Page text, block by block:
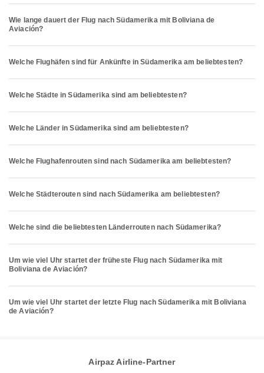
Wie lange dauert der Flug nach Südamerika mit Boliviana de
Aviación?
Welche Flughäfen sind für Ankünfte in Südamerika am beliebtesten?
Welche Städte in Südamerika sind am beliebtesten?
Welche Länder in Südamerika sind am beliebtesten?
Welche Flughafenrouten sind nach Südamerika am beliebtesten?
Welche Städterouten sind nach Südamerika am beliebtesten?
Welche sind die beliebtesten Länderrouten nach Südamerika?
Um wie viel Uhr startet der früheste Flug nach Südamerika mit
Boliviana de Aviación?
Um wie viel Uhr startet der letzte Flug nach Südamerika mit Boliviana
de Aviación?
Airpaz Airline-Partner